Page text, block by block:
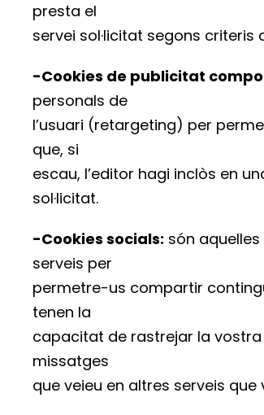
presta el
servei sol·licitat segons
-Cookies de publicitat
personals de
l’usuari (retargeting) per
que, si
escau, l’editor hagi inclòs en
sol·licitat.
-Cookies socials: són
serveis per
permetre-us compartir
tenen la
capacitat de rastrejar la
missatges
que veieu en altres serveis que